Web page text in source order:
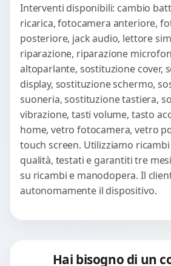
Interventi disponibili: cambio
ricarica, fotocamera anteriore,
posteriore, jack audio, lettore
riparazione, riparazione
altoparlante, sostituzione cover,
display, sostituzione schermo,
suoneria, sostituzione tastiera,
vibrazione, tasti volume, tasto
home, vetro fotocamera, vetro
touch screen. Utilizziamo
qualità, testati e garantiti tre
su ricambi e manodopera. Il
autonomamente il dispositivo.
Hai bisogno di un